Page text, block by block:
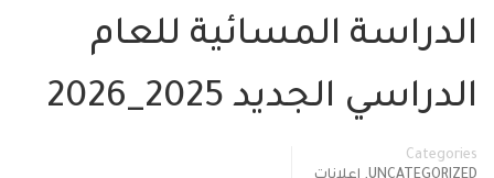
المسائية للعام
2025_2026